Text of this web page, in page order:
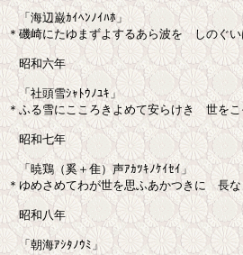
「海辺巌ｶｲﾍﾝﾉｲﾊﾎ」
＊磯崎にたゆまずよするあら波を　しのぐ
昭和六年
「社頭雪ｼｬﾄｳﾉﾕｷ」
＊ふる雪にこころきよめて安らけき　世を
昭和七年
「暁鶏（奚＋隹）声ｱｶﾂｷﾉｹｲｾｲ」
＊ゆめさめてわが世を思ふあかつきに　長
昭和八年
「朝海ｱｼﾀﾉｳﾐ」